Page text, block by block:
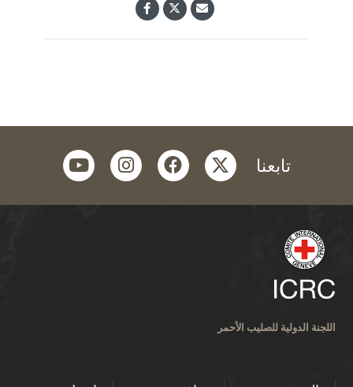
تابعنا twitter
facebook
instagram
youtube
اللجنة الدولية للصليب الأحمر